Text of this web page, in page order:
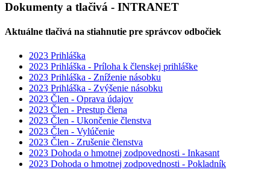
Dokumenty a tlačivá - INTRANET
Aktuálne tlačivá na stiahnutie pre správcov odbočiek
2023 Prihláška
2023 Prihláška - Príloha k členskej prihláške
2023 Prihláška - Zníženie násobku
2023 Prihláška - Zvýšenie násobku
2023 Člen - Oprava údajov
2023 Člen - Prestup člena
2023 Člen - Ukončenie členstva
2023 Člen - Vylúčenie
2023 Člen - Zrušenie členstva
2023 Dohoda o hmotnej zodpovednosti - Inkasant
2023 Dohoda o hmotnej zodpovednosti - Pokladník